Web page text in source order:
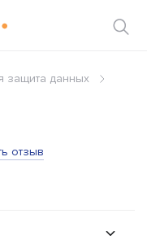
защита данных
отзыв